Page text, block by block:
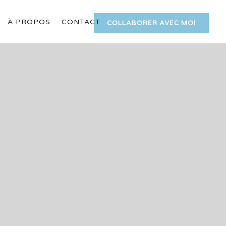
À PROPOS CONTACT COLLABORER AVEC MOI